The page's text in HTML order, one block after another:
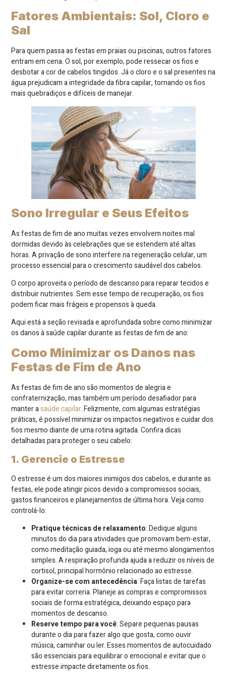
Fatores Ambientais: Sol, Cloro e
Sal
Para quem passa as festas em praias ou piscinas, outros fatores
entram em cena. O sol, por exemplo, pode ressecar os fios e
desbotar a cor de cabelos tingidos. Já o cloro e o sal presentes na
água prejudicam a integridade da fibra capilar, tornando os fios
mais quebradiços e difíceis de manejar.
Sono Irregular e Seus Efeitos
As festas de fim de ano muitas vezes envolvem noites mal
dormidas devido às celebrações que se estendem até altas
horas. A privação de sono interfere na regeneração celular, um
processo essencial para o crescimento saudável dos cabelos.
O corpo aproveita o período de descanso para reparar tecidos e
distribuir nutrientes. Sem esse tempo de recuperação, os fios
podem ficar mais frágeis e propensos à queda.
Aqui está a seção revisada e aprofundada sobre como minimizar
os danos à saúde capilar durante as festas de fim de ano:
Como Minimizar os Danos nas
Festas de Fim de Ano
As festas de fim de ano são momentos de alegria e
confraternização, mas também um período desafiador para
manter asaúde capilar. Felizmente, com algumas estratégias
práticas, é possível minimizar os impactos negativos e cuidar dos
fios mesmo diante de uma rotina agitada. Confira dicas
detalhadas para proteger o seu cabelo:
1. Gerencie o Estresse
O estresse é um dos maiores inimigos dos cabelos, e durante as
festas, ele pode atingir picos devido a compromissos sociais,
gastos financeiros e planejamentos de última hora. Veja como
controlá-lo:
Pratique técnicas de relaxamento: Dedique alguns
minutos do dia para atividades que promovam bem-estar,
como meditação guiada, ioga ou até mesmo alongamentos
simples. A respiração profunda ajuda a reduzir os níveis de
cortisol, principal hormônio relacionado ao estresse.
Organize-se com antecedência: Faça listas de tarefas
para evitar correria. Planeje as compras e compromissos
sociais de forma estratégica, deixando espaço para
momentos de descanso.
Reserve tempo para você: Separe pequenas pausas
durante o dia para fazer algo que gosta, como ouvir
música, caminhar ou ler. Esses momentos de autocuidado
são essenciais para equilibrar o emocional e evitar que o
estresse impacte diretamente os fios.